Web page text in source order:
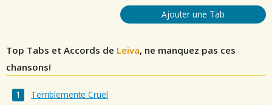
Ajouter une Tab
Top Tabs et Accords de Leiva, ne manquez pas ces
chansons!
Terriblemente Cruel